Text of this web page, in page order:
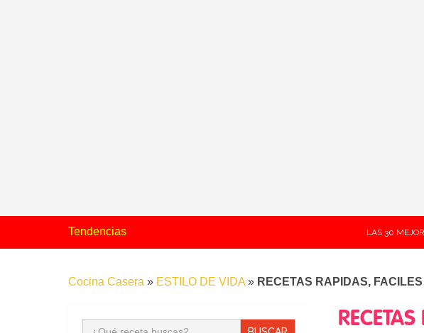
Tendencias LAS 30
Cocina Casera » ESTILO DE VIDA » RECETAS RAPIDAS,
Buscar: